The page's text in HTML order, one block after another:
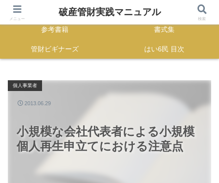
HOME 正誤表
参考書籍 書式集
管財ビギナーズ はい6民 目次
小規模な会社代表者による小規模
個人再生申立てにおける注意点
個人事業者
2013.06.29
メニュー
破産管財実践マニュアル
検索